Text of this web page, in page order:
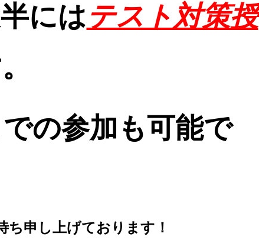
にはテスト対策授
の参加も可能で
ち申し上げております！